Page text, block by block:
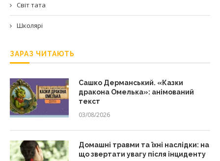
Світ тата
Школярі
ЗАРАЗ ЧИТАЮТЬ
Сашко Дерманський. «Казки
дракона Омелька»: анімований
текст
03/08/2026
Домашні травми та їхні наслідки: на
що звертати увагу після інциденту